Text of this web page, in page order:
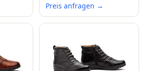
Preis anfragen →